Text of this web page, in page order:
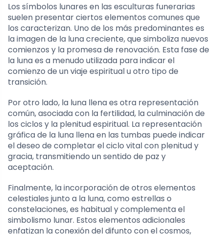
Los símbolos lunares en las esculturas funerarias
suelen presentar ciertos elementos comunes que
los caracterizan. Uno de los más predominantes es
la imagen de la luna creciente, que simboliza nuevos
comienzos y la promesa de renovación. Esta fase de
la luna es a menudo utilizada para indicar el
comienzo de un viaje espiritual u otro tipo de
transición.
Por otro lado, la luna llena es otra representación
común, asociada con la fertilidad, la culminación de
los ciclos y la plenitud espiritual. La representación
gráfica de la luna llena en las tumbas puede indicar
el deseo de completar el ciclo vital con plenitud y
gracia, transmitiendo un sentido de paz y
aceptación.
Finalmente, la incorporación de otros elementos
celestiales junto a la luna, como estrellas o
constelaciones, es habitual y complementa el
simbolismo lunar. Estos elementos adicionales
enfatizan la conexión del difunto con el cosmos,